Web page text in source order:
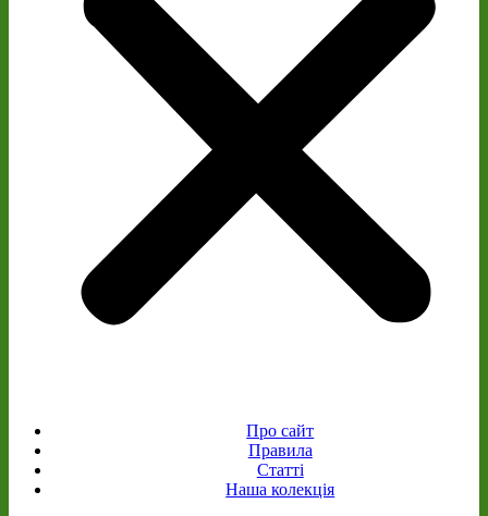
Про сайт
Правила
Статті
Наша колекція